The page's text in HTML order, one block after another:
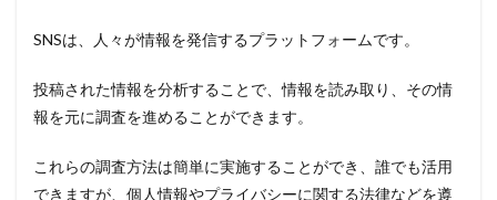
SNSは、人々が情報を発信するプラットフォームです。
投稿された情報を分析することで、情報を読み取り、その情
報を元に調査を進めることができます。
これらの調査方法は簡単に実施することができ、誰でも活用
できますが、個人情報やプライバシーに関する法律などを遵